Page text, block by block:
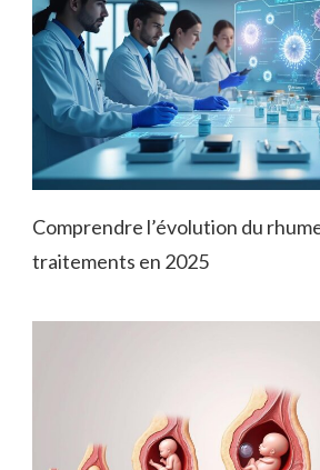
Comprendre l’évolution du
traitements en 2025